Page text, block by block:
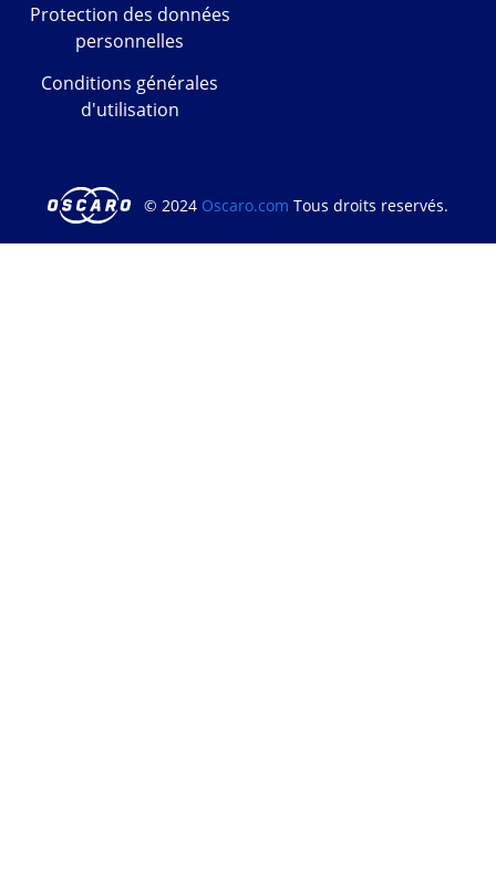
Protection des données
personnelles
Conditions générales
d'utilisation
© 2024 Oscaro.com Tous droits reservés.